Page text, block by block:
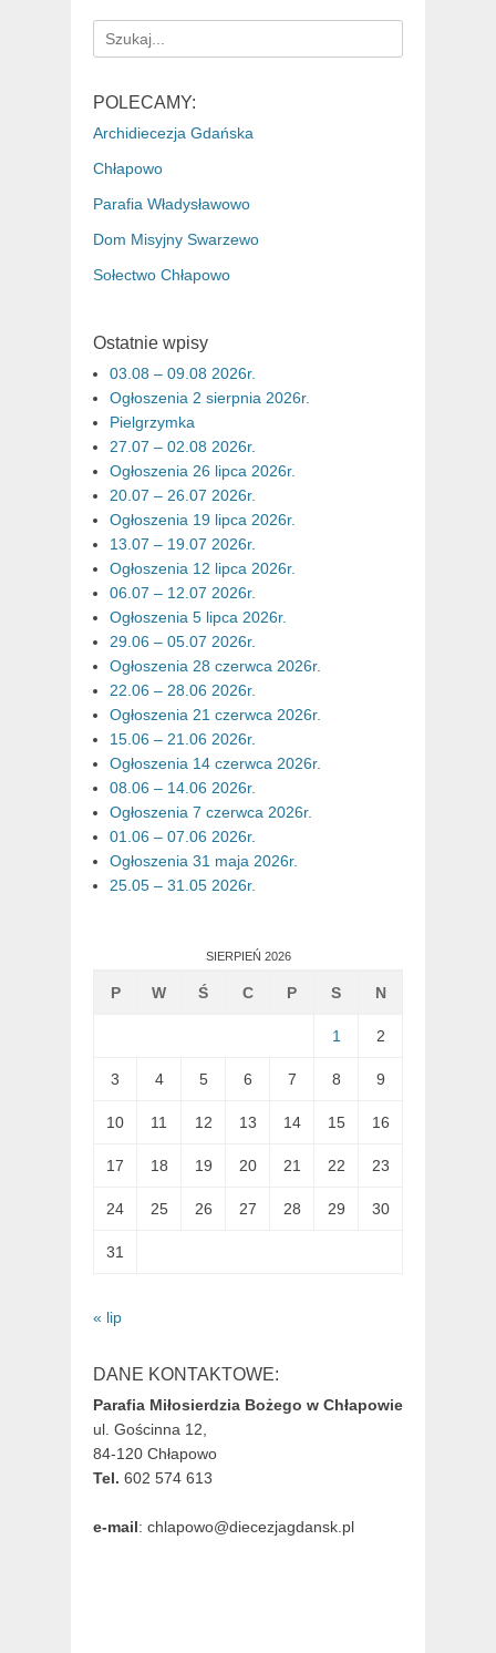
Search
for:
POLECAMY:
Archidiecezja Gdańska
Chłapowo
Parafia Władysławowo
Dom Misyjny Swarzewo
Sołectwo Chłapowo
Ostatnie wpisy
03.08 – 09.08 2026r.
Ogłoszenia 2 sierpnia 2026r.
Pielgrzymka
27.07 – 02.08 2026r.
Ogłoszenia 26 lipca 2026r.
20.07 – 26.07 2026r.
Ogłoszenia 19 lipca 2026r.
13.07 – 19.07 2026r.
Ogłoszenia 12 lipca 2026r.
06.07 – 12.07 2026r.
Ogłoszenia 5 lipca 2026r.
29.06 – 05.07 2026r.
Ogłoszenia 28 czerwca 2026r.
22.06 – 28.06 2026r.
Ogłoszenia 21 czerwca 2026r.
15.06 – 21.06 2026r.
Ogłoszenia 14 czerwca 2026r.
08.06 – 14.06 2026r.
Ogłoszenia 7 czerwca 2026r.
01.06 – 07.06 2026r.
Ogłoszenia 31 maja 2026r.
25.05 – 31.05 2026r.
SIERPIEŃ 2026
P W Ś C P S N
1 2
3 4 5 6 7 8 9
10 11 12 13 14 15 16
17 18 19 20 21 22 23
24 25 26 27 28 29 30
31
« lip
DANE KONTAKTOWE:
Parafia Miłosierdzia Bożego w Chłapowie
ul. Gościnna 12,
84-120 Chłapowo
Tel. 602 574 613
e-mail: chlapowo@diecezjagdansk.pl